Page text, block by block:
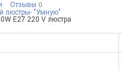
Отзывы 0
люстры- "Умную"
E27 220 V люстра